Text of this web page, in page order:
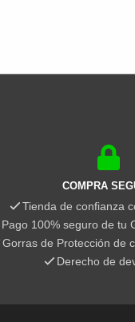
COMPRA
Tienda de confianza
Pago 100% seguro de tu
Gorras de Protección de
Derecho de